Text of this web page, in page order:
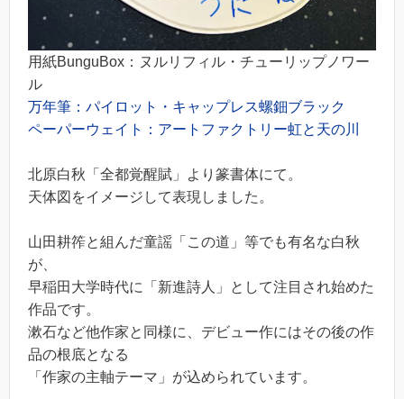
用紙BunguBox：ヌルリフィル・チューリップノワー
ル
万年筆：パイロット・キャップレス螺鈿ブラック
ペーパーウェイト：アートファクトリー虹と天の川
北原白秋「全都覚醒賦」より篆書体にて。
天体図をイメージして表現しました。
山田耕筰と組んだ童謡「この道」等でも有名な白秋
が、
早稲田大学時代に「新進詩人」として注目され始めた
作品です。
漱石など他作家と同様に、デビュー作にはその後の作
品の根底となる
「作家の主軸テーマ」が込められています。